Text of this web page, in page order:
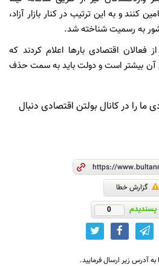
کنند و به این ترتیب در کنار بازار آزاد،
به رسمیت شناخته شد.
اقتصادی بارها اعلام کردند که
آن بیشتر است و دولت باید به سمت حذف
را در کانال بولتن اقتصادی دنبال
گزارش خطا
پسندیدم 0
آدرس زیر ارسال فرمایید.